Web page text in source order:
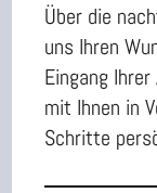
Über die
uns Ihren
Eingang
mit Ihnen in
Schritte